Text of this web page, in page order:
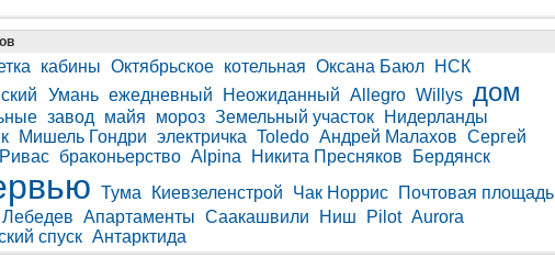
кабины Октябрьское котельная Оксана Баюл
НСК
Умань ежедневный Неожиданный Allegro Willys дом
завод майя мороз Земельный участок
Нидерланды
Мишель Гондри электричка Toledo Андрей Малахов Сергей
Ривас браконьерство Alpina Никита Пресняков Бердянск
Тума Киевзеленстрой Чак Норрис
Почтовая площадь
Апартаменты Саакашвили Ниш Pilot Aurora
спуск Антарктида